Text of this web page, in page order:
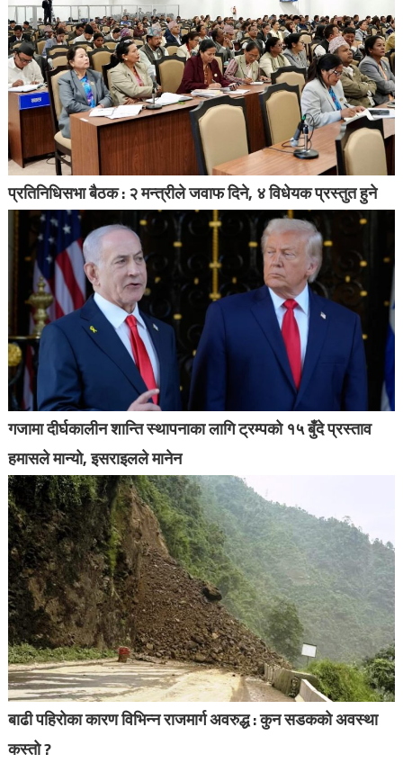
प्रतिनिधिसभा बैठक : २ मन्त्रीले जवाफ दिने, ४ विधेयक प्रस्तुत हुने
गजामा दीर्घकालीन शान्ति स्थापनाका लागि ट्रम्पको १५ बुँदे प्रस्ताव
हमासले मान्यो, इसराइलले मानेन
बाढी पहिरोका कारण विभिन्न राजमार्ग अवरुद्ध : कुन सडकको अवस्था
कस्तो ?